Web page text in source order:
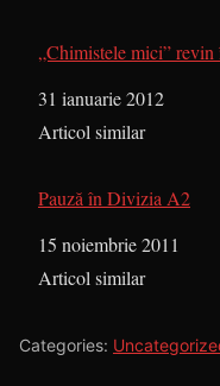
„Chimistele mici”
Dată
31 ianuarie 2012
În legătură cu
Articol similar
Pauză în Divizia A2
Dată
15 noiembrie 2011
În legătură cu
Articol similar
Categories: